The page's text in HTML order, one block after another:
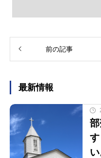
前の記事
最新情報
い